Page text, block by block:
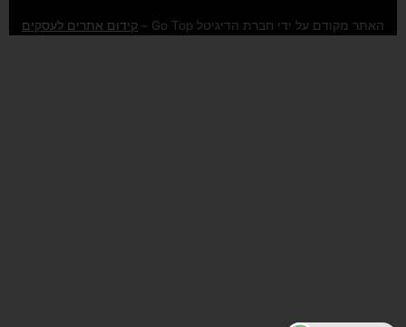
o
o
g
r
b
e
האתר מקודם על ידי חברת הדיגיטל Go Top – קידום אתרים לעסקים